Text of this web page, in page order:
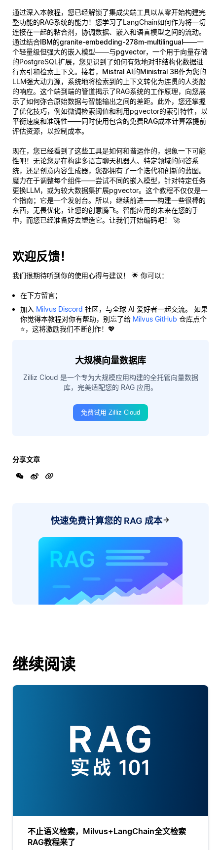
通过深入本教程，您已经解锁了集成尖端工具以从零开始构建完
整功能的RAG系统的能力！您学习了LangChain如何作为将一切
连接在一起的粘合剂，协调数据、嵌入和语言模型之间的流动。
通过结合IBM的granite-embedding-278m-multilingual——一
个轻量级但强大的嵌入模型——与pgvector，一个用于向量存储
的PostgreSQL扩展，您见识到了如何有效地对非结构化数据进
行索引和检索上下文。接着， Mistral AI的Ministral 3B作为您的
LLM强大动力源，系统地将检索到的上下文转化为连贯的人类般
的响应。这个端到端的管道揭示了RAG系统的工作原理，向您展
示了如何弥合原始数据与智能输出之间的差距。此外，您还掌握
了优化技巧，例如微调检索阈值和利用pgvector的索引特性，以
平衡速度和准确性——同时使用包含的免费RAG成本计算器提前
评估资源，以控制成本。
现在，您已经看到了这些工具是如何和谐运作的，想象一下可能
性吧！无论您是在构建多语言聊天机器人、特定领域的问答系
统，还是创意内容生成器，您都拥有了一个迭代和创新的蓝图。
魔力在于调整每个组件——尝试不同的嵌入模型，针对特定任务
更换LLM，或为较大数据集扩展pgvector。这个教程不仅仅是一
个指南；它是一个发射台。所以，继续前进——构建一些很棒的
东西，无畏优化，让您的创意腾飞。智能应用的未来在您的手
中，而您已经准备好去塑造它。让我们开始编码吧！ 🚀
欢迎反馈！
我们很期待听到你的使用心得与建议！ 🌟 你可以：
在下方留言；
加入 Milvus Discord 社区，与全球 AI 爱好者一起交流。 如果
你觉得本教程对你有帮助，别忘了给 Milvus GitHub 仓库点个
⭐，这将激励我们不断创作！💖
大规模向量数据库
Zilliz Cloud 是一个专为大规模应用构建的全托管向量数据
库，完美适配您的 RAG 应用。
免费试用 Zilliz Cloud
分享文章
快速免费计算您的 RAG 成本
继续阅读
不止语义检索，Milvus+LangChain全文检索
RAG教程来了